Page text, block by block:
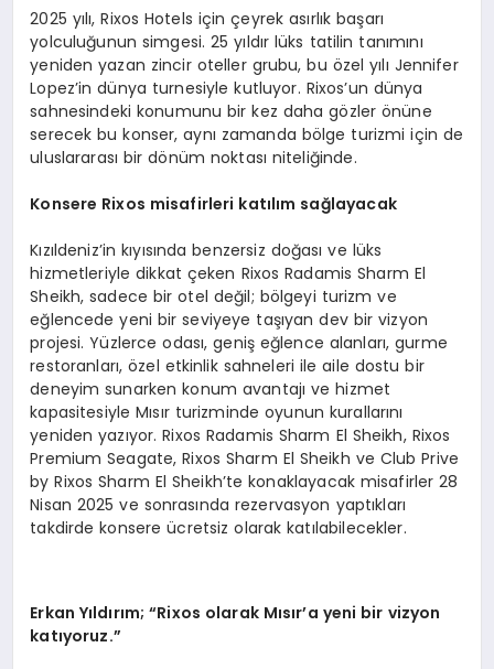
2025 yılı, Rixos Hotels için çeyrek asırlık başarı
yolculuğunun simgesi. 25 yıldır lüks tatilin tanımını
yeniden yazan zincir oteller grubu, bu özel yılı Jennifer
Lopez’in dünya turnesiyle kutluyor. Rixos’un dünya
sahnesindeki konumunu bir kez daha gözler önüne
serecek bu konser, aynı zamanda bölge turizmi için de
uluslararası bir dönüm noktası niteliğinde.
Konsere Rixos misafirleri katılım sağlayacak
Kızıldeniz’in kıyısında benzersiz doğası ve lüks
hizmetleriyle dikkat çeken Rixos Radamis Sharm El
Sheikh, sadece bir otel değil; bölgeyi turizm ve
eğlencede yeni bir seviyeye taşıyan dev bir vizyon
projesi. Yüzlerce odası, geniş eğlence alanları, gurme
restoranları, özel etkinlik sahneleri ile aile dostu bir
deneyim sunarken konum avantajı ve hizmet
kapasitesiyle Mısır turizminde oyunun kurallarını
yeniden yazıyor. Rixos Radamis Sharm El Sheikh, Rixos
Premium Seagate, Rixos Sharm El Sheikh ve Club Prive
by Rixos Sharm El Sheikh’te konaklayacak misafirler 28
Nisan 2025 ve sonrasında rezervasyon yaptıkları
takdirde konsere ücretsiz olarak katılabilecekler.
Erkan Yıldırım; “Rixos olarak Mısır’a yeni bir vizyon
katıyoruz.”